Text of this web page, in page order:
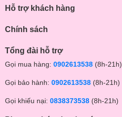
Hỗ trợ khách hàng
Chính sách
Tổng đài hỗ trợ
Gọi mua hàng: 0902613538 (8h-21h)
Gọi bảo hành: 0902613538 (8h-21h)
Gọi khiếu nại: 0838373538 (8h-21h)